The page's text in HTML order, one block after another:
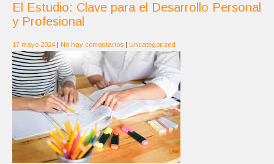
El Estudio: Clave para el Desarrollo Personal
y Profesional
17 mayo 2024 | No hay comentarios | Uncategorized